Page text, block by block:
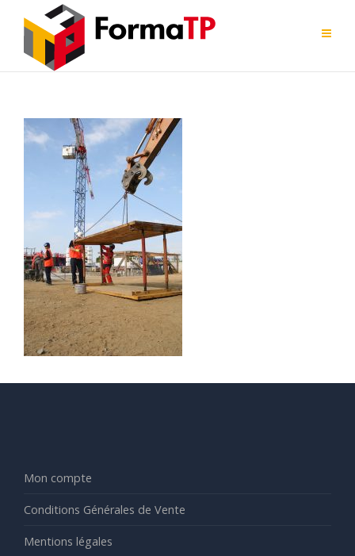
Mon compte
Conditions Générales de Vente
Mentions légales